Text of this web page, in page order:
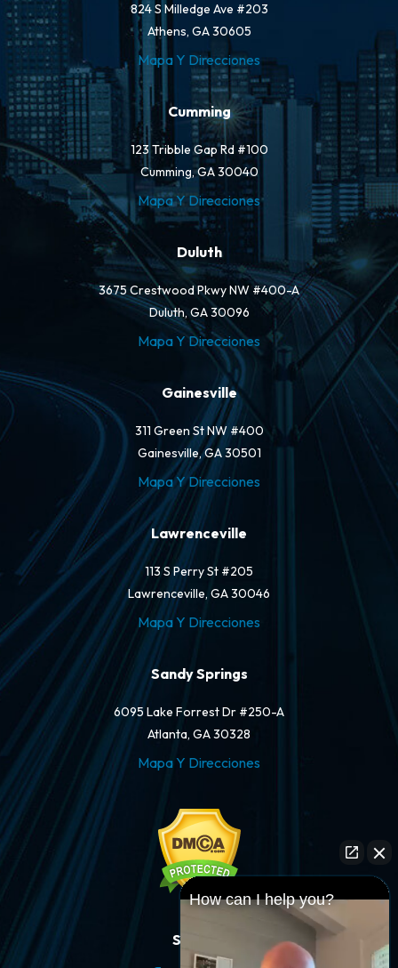
824 S Milledge Ave #203
Athens, GA 30605
Mapa Y Direcciones
Cumming
123 Tribble Gap Rd #100
Cumming, GA 30040
Mapa Y Direcciones
Duluth
3675 Crestwood Pkwy NW #400-A
Duluth, GA 30096
Mapa Y Direcciones
Gainesville
311 Green St NW #400
Gainesville, GA 30501
Mapa Y Direcciones
Lawrenceville
113 S Perry St #205
Lawrenceville, GA 30046
Mapa Y Direcciones
Sandy Springs
6095 Lake Forrest Dr #250-A
Atlanta, GA 30328
Mapa Y Direcciones
Síganos
How can I help you?